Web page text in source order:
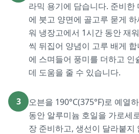
라믹 용기에 담습니다. 준비한
에 붓고 양면에 골고루 묻게
워 냉장고에서 1시간 동안 재
씩 뒤집어 양념이 고루 배게
에 스며들어 풍미를 더하고 인
데 도움을 줄 수 있습니다.
3
오븐을 190°C(375°F)로 예열
동안 알루미늄 호일을 가로세
장 준비하고, 생선이 달라붙지